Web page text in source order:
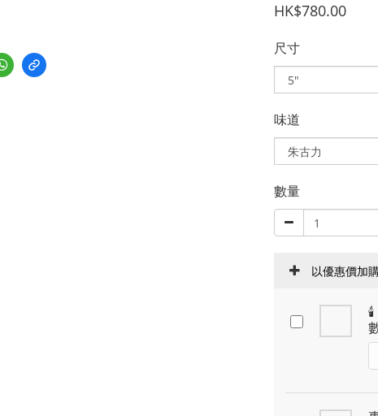
HK$780.00
尺寸
味道
數量
以優惠價加